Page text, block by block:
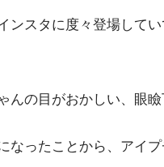
ンスタに度々登場して
んの目がおかしい、眼
なったことから、アイ